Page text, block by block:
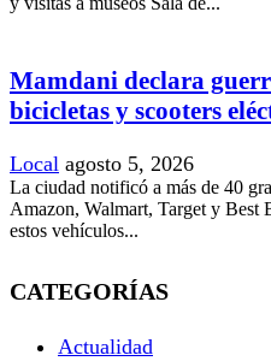
Mamdani declara
bicicletas y scooters
Local agosto 5, 2026
La ciudad notificó a más de 40
Amazon, Walmart, Target y Best
estos vehículos...
CATEGORÍAS
Actualidad